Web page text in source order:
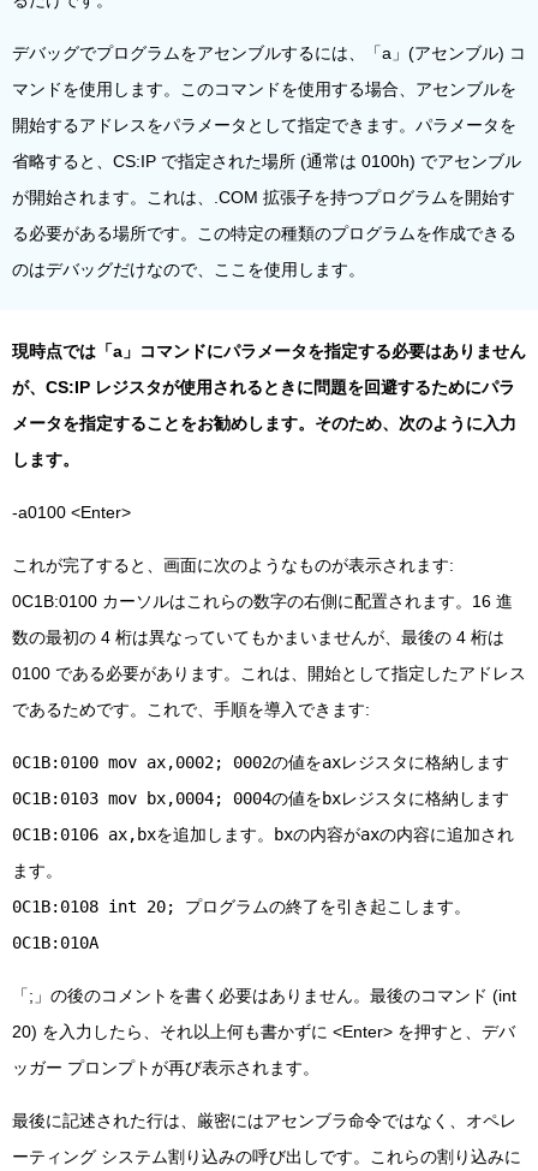
デバッグでプログラムをアセンブルするには、「a」(アセンブル) コ
マンドを使用します。このコマンドを使用する場合、アセンブルを
開始するアドレスをパラメータとして指定できます。パラメータを
省略すると、CS:IP で指定された場所 (通常は 0100h) でアセンブル
が開始されます。これは、.COM 拡張子を持つプログラムを開始す
る必要がある場所です。この特定の種類のプログラムを作成できる
のはデバッグだけなので、ここを使用します。
現時点では「a」コマンドにパラメータを指定する必要はありません
が、CS:IP レジスタが使用されるときに問題を回避するためにパラ
メータを指定することをお勧めします。そのため、次のように入力
します。
-a0100 <Enter>
これが完了すると、画面に次のようなものが表示されます:
0C1B:0100 カーソルはこれらの数字の右側に配置されます。16 進
数の最初の 4 桁は異なっていてもかまいませんが、最後の 4 桁は
0100 である必要があります。これは、開始として指定したアドレス
であるためです。これで、手順を導入できます:
0C1B:0100 mov ax,0002; 0002の値をaxレジスタに格納します
0C1B:0103 mov bx,0004; 0004の値をbxレジスタに格納します
0C1B:0106 ax,bxを追加します。bxの内容がaxの内容に追加され
ます。
0C1B:0108 int 20; プログラムの終了を引き起こします。
0C1B:010A
「;」の後のコメントを書く必要はありません。最後のコマンド (int
20) を入力したら、それ以上何も書かずに <Enter> を押すと、デバ
ッガー プロンプトが再び表示されます。
最後に記述された行は、厳密にはアセンブラ命令ではなく、オペレ
ーティング システム割り込みの呼び出しです。これらの割り込みに